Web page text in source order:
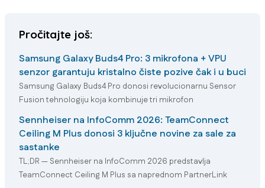
Pročitajte još:
Samsung Galaxy Buds4 Pro: 3 mikrofona + VPU
senzor garantuju kristalno čiste pozive čak i u buci
Samsung Galaxy Buds4 Pro donosi revolucionarnu Sensor
Fusion tehnologiju koja kombinuje tri mikrofon
Sennheiser na InfoComm 2026: TeamConnect
Ceiling M Plus donosi 3 ključne novine za sale za
sastanke
TL;DR — Sennheiser na InfoComm 2026 predstavlja
TeamConnect Ceiling M Plus sa naprednom PartnerLink